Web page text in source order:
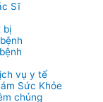
Sĩ
bị
vụ y tế
Sức Khỏe
chủng